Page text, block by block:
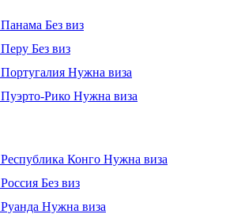
Панама Без виз
Перу Без виз
Португалия Нужна виза
Пуэрто-Рико Нужна виза
Республика Конго Нужна виза
Россия Без виз
Руанда Нужна виза